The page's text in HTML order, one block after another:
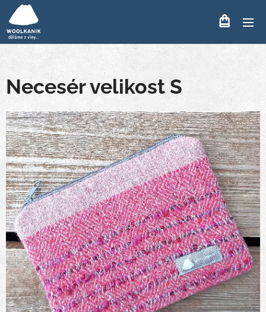
Necesér velikost S